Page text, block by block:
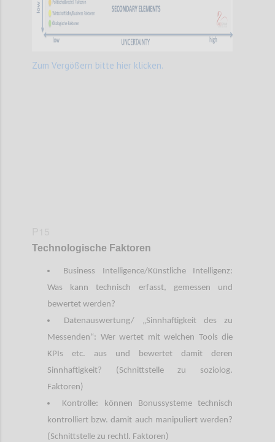
Zum Vergößern bitte hier klicken.
Technologische Faktoren
Business Intelligence/Künstliche Intelligenz:
Was kann technisch erfasst, gemessen und
bewertet werden?
Datenauswertung/ „Sinnhaftigkeit des zu
Messenden“: Wer wertet mit welchen Tools die
KPIs etc. aus und bewertet damit deren
Sinnhaftigkeit? (Schnittstelle zu soziolog.
Faktoren)
Kontrolle: können Bonussysteme technisch
kontrolliert bzw. damit auch manipuliert werden?
(Schnittstelle zu rechtl. Faktoren)